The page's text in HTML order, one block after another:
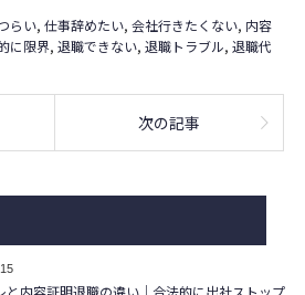
らい, 仕事辞めたい, 会社行きたくない, 内容
に限界, 退職できない, 退職トラブル, 退職代
次の記事